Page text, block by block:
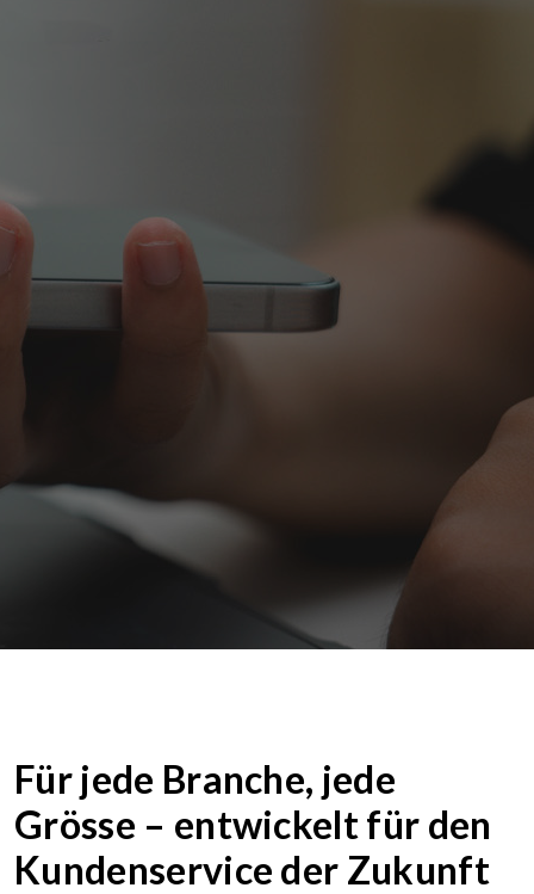
Für jede Branche, jede
Grösse – entwickelt für den
Kundenservice der Zukunft